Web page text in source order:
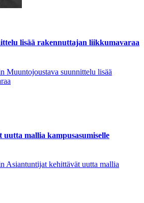
lisää rakennuttajan liikkumavaraa
Muuntojoustava suunnittelu lisää
mallia kampusasumiselle
Asiantuntijat kehittävät uutta mallia